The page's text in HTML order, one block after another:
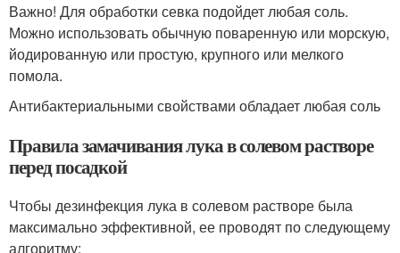
Важно! Для обработки севка подойдет любая соль.
Можно использовать обычную поваренную или морскую,
йодированную или простую, крупного или мелкого
помола.
Антибактериальными свойствами обладает любая соль
Правила замачивания лука в солевом растворе
перед посадкой
Чтобы дезинфекция лука в солевом растворе была
максимально эффективной, ее проводят по следующему
алгоритму: